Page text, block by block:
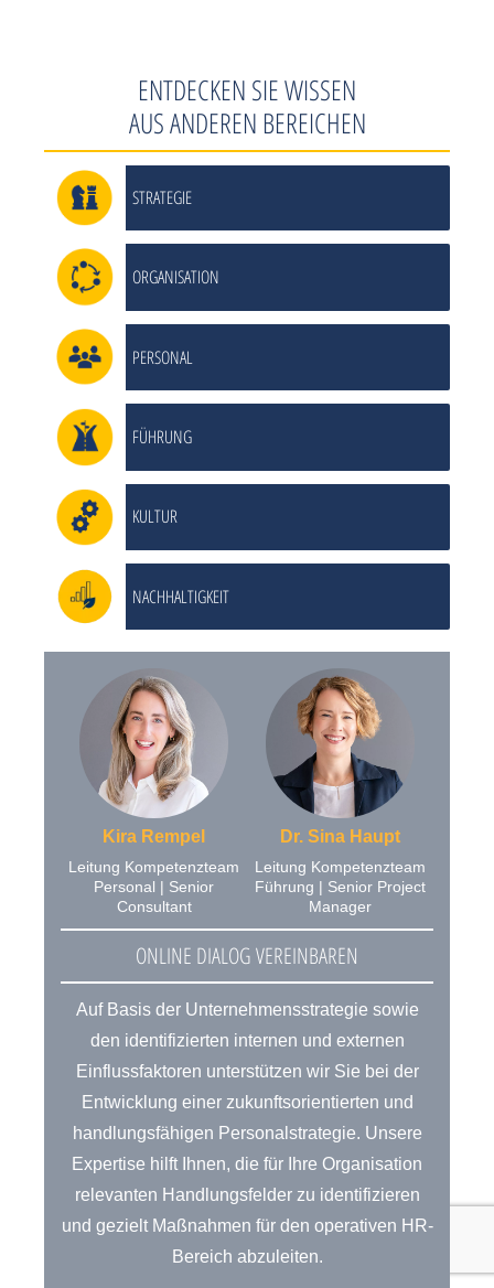
ENTDECKEN SIE WISSEN
AUS ANDEREN BEREICHEN
STRATEGIE
ORGANISATION
PERSONAL
FÜHRUNG
KULTUR
NACHHALTIGKEIT
Kira Rempel
Leitung Kompetenzteam
Personal | Senior
Consultant
Dr. Sina Haupt
Leitung Kompetenzteam
Führung | Senior Project
Manager
ONLINE DIALOG VEREINBAREN
Auf Basis der Unternehmensstrategie sowie
den identifizierten internen und externen
Einflussfaktoren unterstützen wir Sie bei der
Entwicklung einer zukunftsorientierten und
handlungsfähigen Personalstrategie. Unsere
Expertise hilft Ihnen, die für Ihre Organisation
relevanten Handlungsfelder zu identifizieren
und gezielt Maßnahmen für den operativen HR-
Bereich abzuleiten.